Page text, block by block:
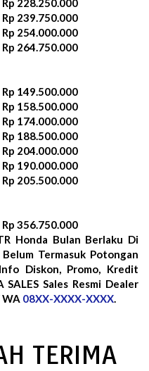
Rp 228.250.000
Rp 239.750.000
Rp 254.000.000
Rp 264.750.000
Rp 149.500.000
Rp 158.500.000
Rp 174.000.000
Rp 188.500.000
Rp 204.000.000
Rp 190.000.000
Rp 205.500.000
Rp 356.750.000
Honda Bulan Berlaku Di
Termasuk Potongan
Diskon, Promo, Kredit
Sales Resmi Dealer
WA 08XX-XXXX-XXXX.
TERIMA